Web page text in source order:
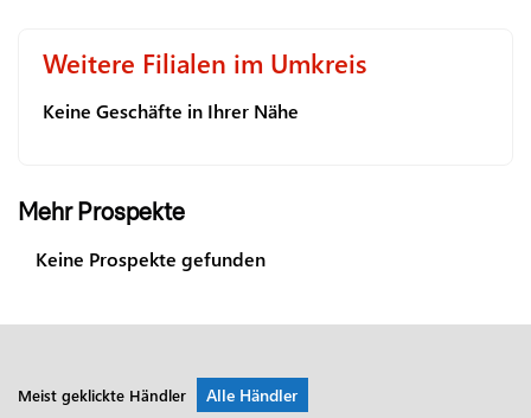
Weitere Filialen im Umkreis
Keine Geschäfte in Ihrer Nähe
Mehr Prospekte
Keine Prospekte gefunden
Meist geklickte Händler Alle Händler